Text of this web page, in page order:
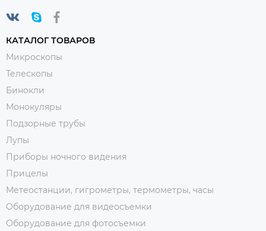
КАТАЛОГ ТОВАРОВ
Микроскопы
Телескопы
Бинокли
Монокуляры
Подзорные трубы
Лупы
Приборы ночного видения
Прицелы
Метеостанции, гигрометры, термометры, часы
Оборудование для видеосъемки
Оборудование для фотосъемки